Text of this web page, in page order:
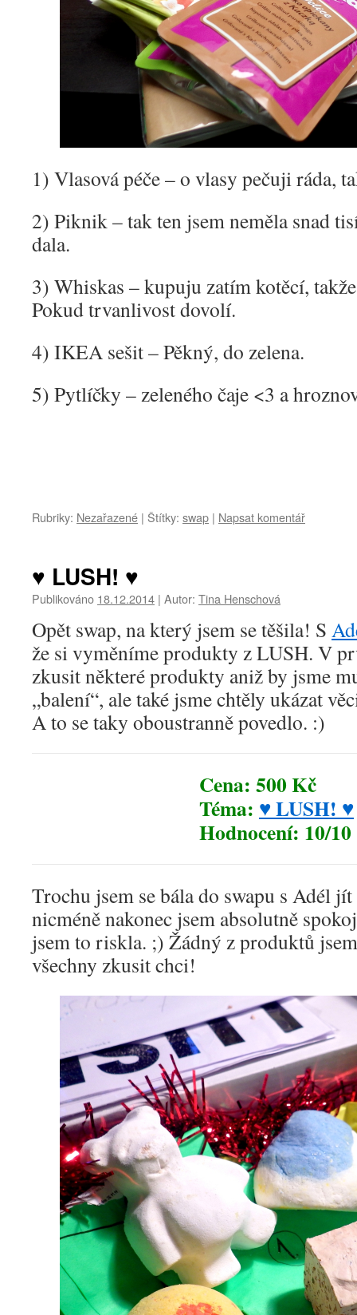
1) Vlasová péče – o vlasy pečuji ráda,
2) Piknik – tak ten jsem neměla snad
dala.
3) Whiskas – kupuju zatím kotěcí,
Pokud trvanlivost dovolí.
4) IKEA sešit – Pěkný, do zelena.
5) Pytlíčky – zeleného čaje <3 a
Rubriky: Nezařazené | Štítky: swap | Napsat komentář
♥ LUSH! ♥
Publikováno 18.12.2014 | Autor: Tina Henschová
Opět swap, na který jsem se těšila! S
že si vyměníme produkty z LUSH. V
zkusit některé produkty aniž by jsme
„balení“, ale také jsme chtěly ukázat
A to se taky oboustranně povedlo. :)
Cena: 500 Kč
Téma: ♥ LUSH! ♥
Hodnocení: 10/10
Trochu jsem se bála do swapu s Adél
nicméně nakonec jsem absolutně
jsem to riskla. ;) Žádný z produktů
všechny zkusit chci!